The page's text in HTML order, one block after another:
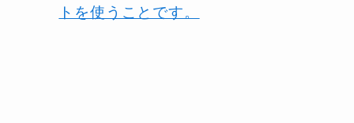
トを使うことです。